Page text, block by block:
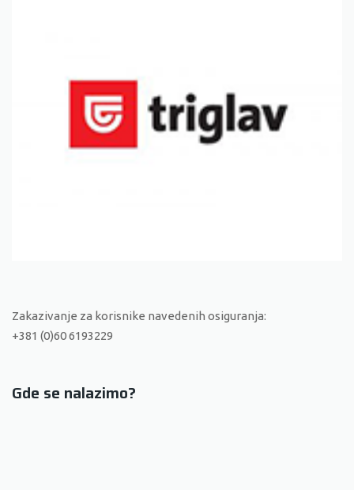
Zakazivanje za korisnike navedenih osiguranja:
+381 (0)60 6193229
Gde se nalazimo?